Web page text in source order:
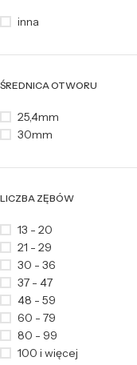
inna
ŚREDNICA OTWORU
25,4mm
30mm
LICZBA ZĘBÓW
13 - 20
21 - 29
30 - 36
37 - 47
48 - 59
60 - 79
80 - 99
100 i więcej